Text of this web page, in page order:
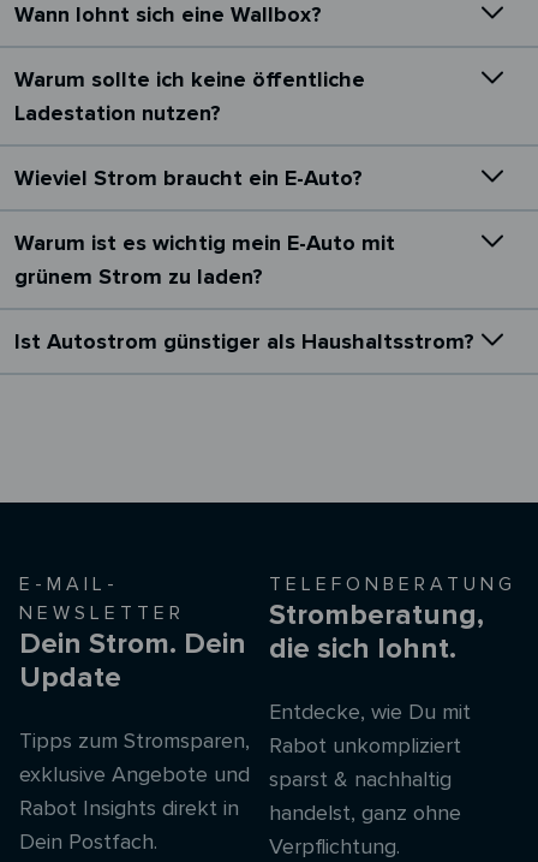
Wann lohnt sich eine Wallbox?
Warum sollte ich keine öffentliche
Ladestation nutzen?
Wieviel Strom braucht ein E-Auto?
Warum ist es wichtig mein E-Auto mit
grünem Strom zu laden?
Ist Autostrom günstiger als Haushaltsstrom?
E-MAIL-
NEWSLETTER
Dein Strom. Dein
Update
Tipps zum Stromsparen,
exklusive Angebote und
Rabot Insights direkt in
Dein Postfach.
TELEFONBERATUNG
Stromberatung,
die sich lohnt.
Entdecke, wie Du mit
Rabot unkompliziert
sparst & nachhaltig
handelst, ganz ohne
Verpflichtung.